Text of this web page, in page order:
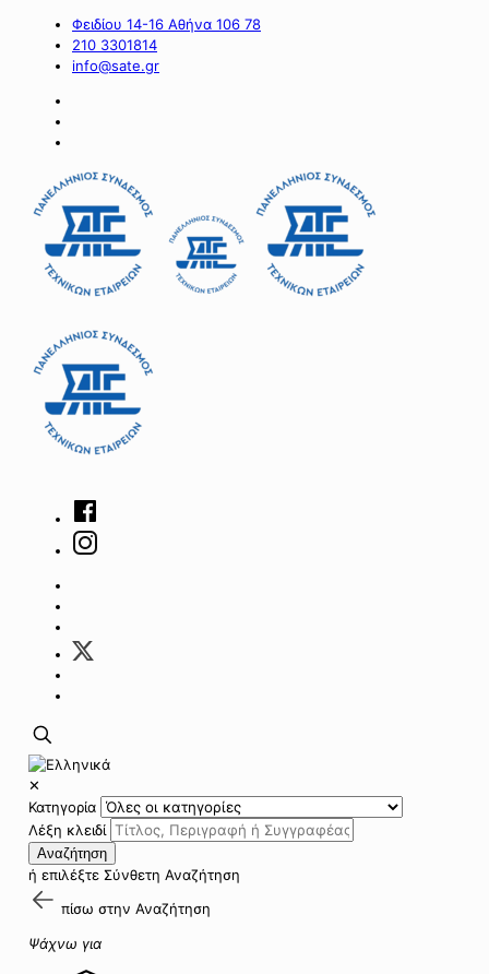
Φειδίου 14-16 Αθήνα 106 78
210 3301814
info@sate.gr
✕
Κατηγορία
Λέξη κλειδί
Αναζήτηση
ή επιλέξτε Σύνθετη Αναζήτηση
πίσω στην Αναζήτηση
Ψάχνω για